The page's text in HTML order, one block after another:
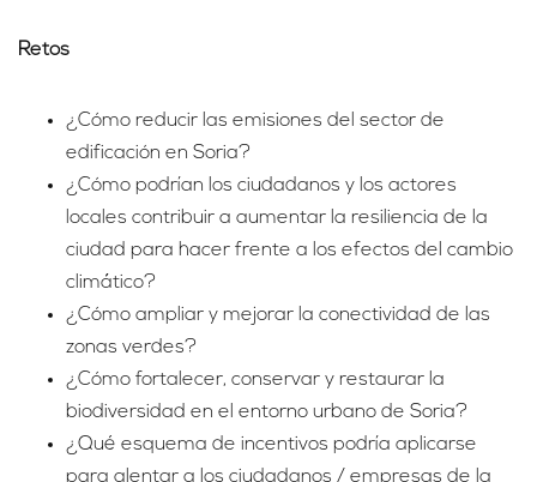
Retos
¿Cómo reducir las emisiones del sector de
edificación en Soria?
¿Cómo podrían los ciudadanos y los actores
locales contribuir a aumentar la resiliencia de la
ciudad para hacer frente a los efectos del cambio
climático?
¿Cómo ampliar y mejorar la conectividad de las
zonas verdes?
¿Cómo fortalecer, conservar y restaurar la
biodiversidad en el entorno urbano de Soria?
¿Qué esquema de incentivos podría aplicarse
para alentar a los ciudadanos / empresas de la